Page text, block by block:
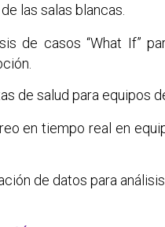
las salas blancas.
de casos “What If”
de salud para equipos
en tiempo real en
de datos para